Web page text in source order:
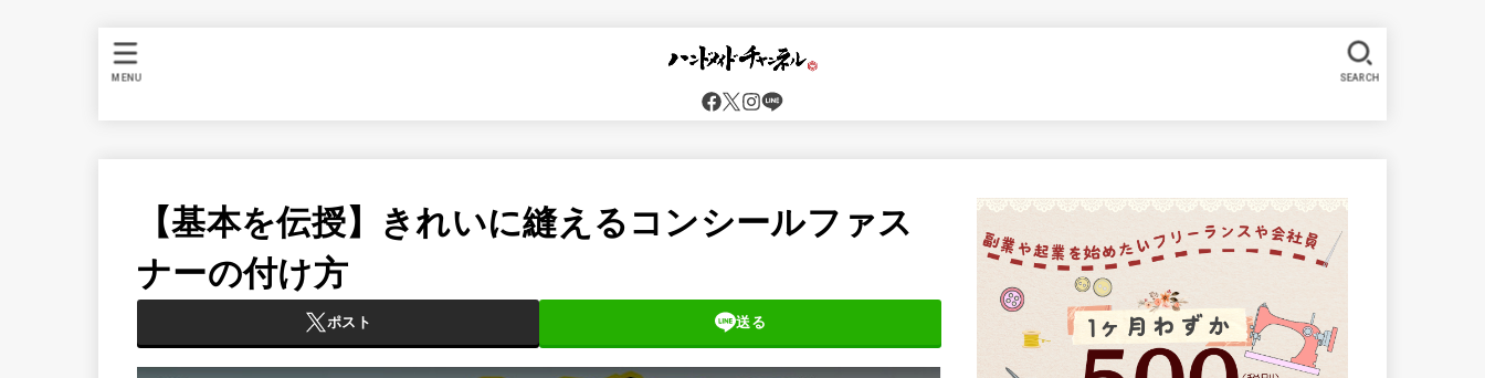
SEARCH
MENU
【基本を伝授】きれいに縫えるコンシールファス
ナーの付け方
ポスト 送る